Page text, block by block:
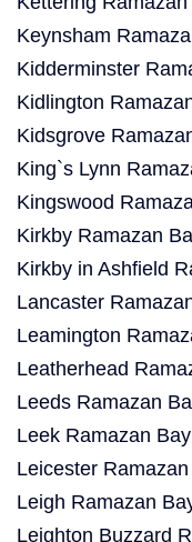
Keynsham
Kidderminster
Kidlington
Kidsgrove
King`s Lynn
Kingswood
Kirkby Ramazan
Kirkby in Ashfield
Lancaster
Leamington
Leatherhead
Leeds Ramazan
Leek Ramazan
Leicester
Leigh Ramazan
Leighton Buzzard